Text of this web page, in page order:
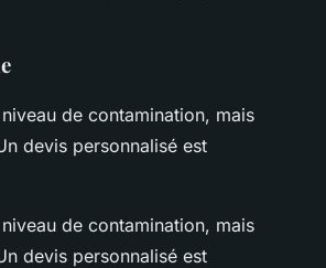
de contamination, mais
devis personnalisé est
de contamination, mais
devis personnalisé est